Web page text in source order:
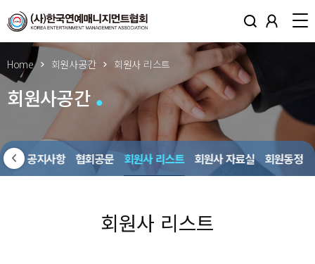
Home 회원사공간 회원사 리스트
회원사공간
원사 공지사항 협회공문 회원사 리스트 회원사 자료실 회원동정
회원사 리스트